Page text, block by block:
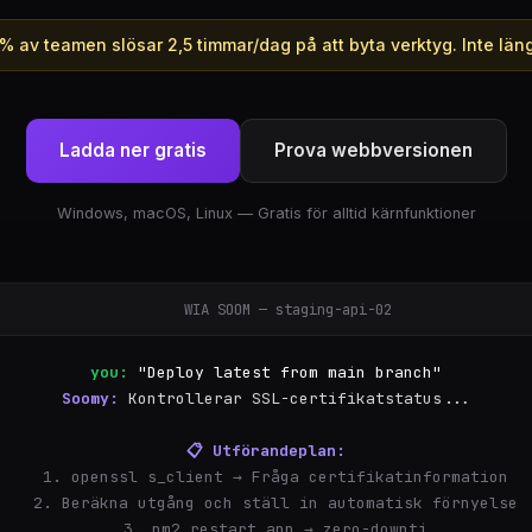
av teamen slösar 2,5 timmar/dag på att byta verktyg. Inte
Ladda ner gratis Prova webbversionen
Windows, macOS, Linux — Gratis för alltid kärnfunktioner
WIA SOOM — staging-api-02
you:
"Deploy latest from main branch"
Soomy:
Kontrollerar SSL-certifikatstatus...
📋 Utförandeplan:
  1. openssl s_client → Fråga certifikatinformation
  2. Beräkna utgång och ställ in automatisk förnyelse